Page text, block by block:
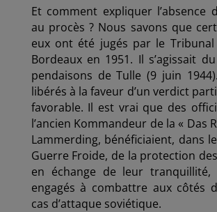
Et comment expliquer l’absence
au procès ? Nous savons que
eux ont été jugés par le
Bordeaux en 1951. Il s’agissait
pendaisons de Tulle (9 juin
libérés à la faveur d’un verdict
favorable. Il est vrai que des
l’ancien Kommandeur de la « Das
Lammerding, bénéficiaient, dans
Guerre Froide, de la protection
en échange de leur tranquillité,
engagés à combattre aux côtés
cas d’attaque soviétique.